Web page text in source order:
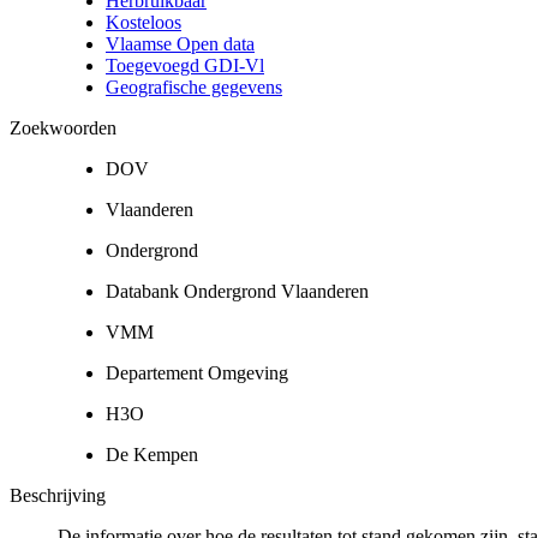
Kosteloos
Vlaamse Open data
Toegevoegd GDI-Vl
Geografische gegevens
Zoekwoorden
DOV
Vlaanderen
Ondergrond
Databank Ondergrond Vlaanderen
VMM
Departement Omgeving
H3O
De Kempen
Beschrijving